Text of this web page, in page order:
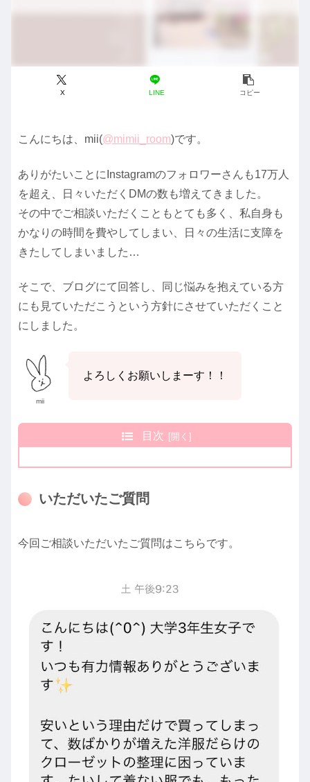
X LINE コピー
こんにちは、mii(@mimii_room)です。
ありがたいことにInstagramのフォロワーさんも17万人
を超え、日々いただくDMの数も増えてきました。
その中でご相談いただくこともとても多く、私自身も
かなりの時間を費やしてしまい、日々の生活に支障を
きたしてしまいました…
そこで、ブログにて回答し、同じ悩みを抱えている方
にも見ていただこうという方針にさせていただくこと
にしました。
mii
よろしくお願いしまーす！！
目次
いただいたご質問
今回ご相談いただいたご質問はこちらです。